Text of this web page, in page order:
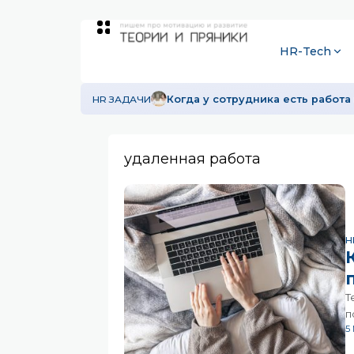
HR-Tech
HR ЗАДАЧИ Когда у сотрудника есть
удаленная работа
5